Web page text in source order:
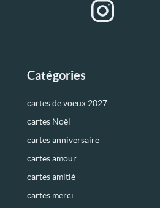
Catégories
cartes de voeux 2027
cartes Noël
cartes anniversaire
cartes amour
cartes amitié
cartes merci